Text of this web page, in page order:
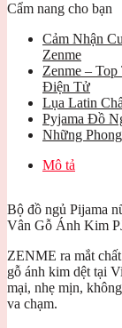
Cẩm nang cho bạn
Cảm Nhận
Zenme
Zenme –
Điện Tử
Lụa Latin
Pyjama Đồ
Những
Mô tả
Bộ đồ ngủ Pijama
Vân Gỗ Ánh Kim
ZENME ra mắt
gỗ ánh kim dệt tại
mại, nhẹ mịn,
va chạm.